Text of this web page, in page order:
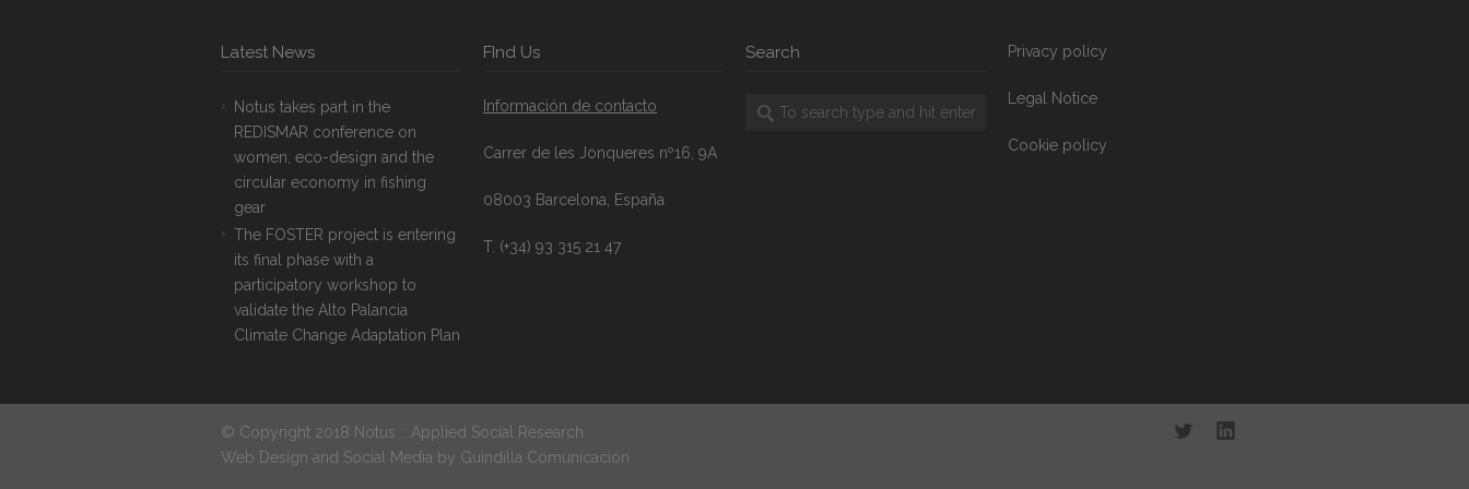
Latest News
Notus takes part in the
REDISMAR conference on
women, eco-design and the
circular economy in fishing
gear
The FOSTER project is entering
its final phase with a
participatory workshop to
validate the Alto Palancia
Climate Change Adaptation Plan
FInd Us
Información de contacto
Carrer de les Jonqueres nº16, 9A
08003 Barcelona, España
T. (+34) 93 315 21 47
Search Privacy policy
Legal Notice
Cookie policy
© Copyright 2018 Notus :: Applied Social Research
Web Design and Social Media by Guindilla Comunicación